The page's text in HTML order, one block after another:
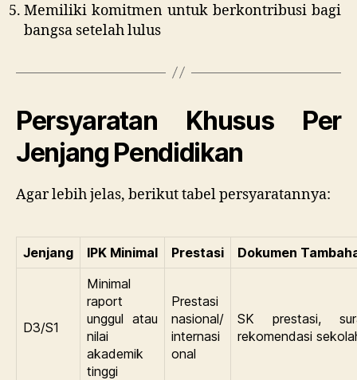
Memiliki komitmen untuk berkontribusi bagi
bangsa setelah lulus
Persyaratan Khusus Per
Jenjang Pendidikan
Agar lebih jelas, berikut tabel persyaratannya:
Jenjang IPK Minimal Prestasi Dokumen
D3/S1
Minimal
raport
unggul atau
nilai
akademik
tinggi
Prestasi
nasional/
internasi
onal
SK prestasi,
rekomendasi